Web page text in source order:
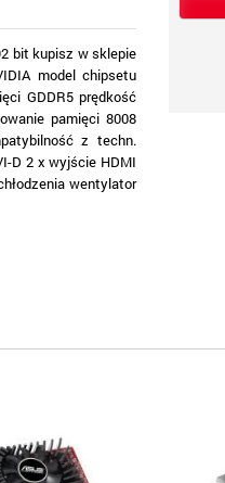
bit kupisz w sklepie
model chipsetu
GDDR5 prędkość
pamięci 8008
z techn.
D 2 x wyjście HDMI
wentylator